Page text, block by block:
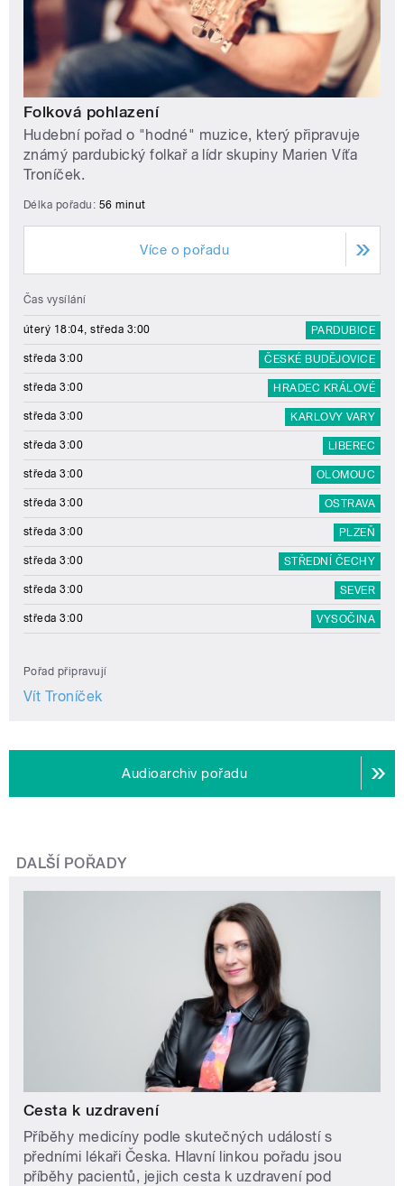
Folková pohlazení
Hudební pořad o "hodné" muzice, který připravuje
známý pardubický folkař a lídr skupiny Marien Víťa
Troníček.
Délka pořadu: 56 minut
Více o pořadu
Čas vysílání
úterý 18:04, středa 3:00 PARDUBICE
středa 3:00 ČESKÉ BUDĚJOVICE
středa 3:00 HRADEC KRÁLOVÉ
středa 3:00 KARLOVY VARY
středa 3:00 LIBEREC
středa 3:00 OLOMOUC
středa 3:00 OSTRAVA
středa 3:00 PLZEŇ
středa 3:00 STŘEDNÍ ČECHY
středa 3:00 SEVER
středa 3:00 VYSOČINA
Pořad připravují
Vít Troníček
Audioarchiv pořadu
DALŠÍ POŘADY
Cesta k uzdravení
Příběhy medicíny podle skutečných událostí s
předními lékaři Česka. Hlavní linkou pořadu jsou
příběhy pacientů, jejich cesta k uzdravení pod